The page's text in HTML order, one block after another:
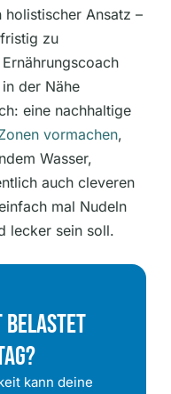
Ansatz –
zu
der Nähe
eine nachhaltige
vormachen,
Wasser,
auch cleveren
mal Nudeln
lecker sein soll.
Belastet
kann deine